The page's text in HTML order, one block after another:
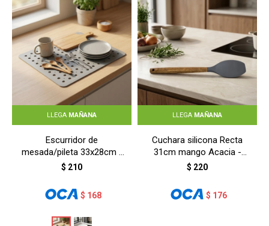
LLEGA MAÑANA
Escurridor de
mesada/pileta 33x28cm -
GRIS
$ 210
$ 168
LLEGA MAÑANA
Cuchara silicona Recta
31cm mango Acacia -
GRIS
$ 220
$ 176